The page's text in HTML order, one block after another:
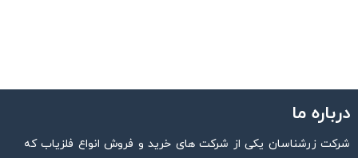
درباره ما
شرکت زرشناسان یکی از شرکت های خرید و فروش انواع فلزیاب که